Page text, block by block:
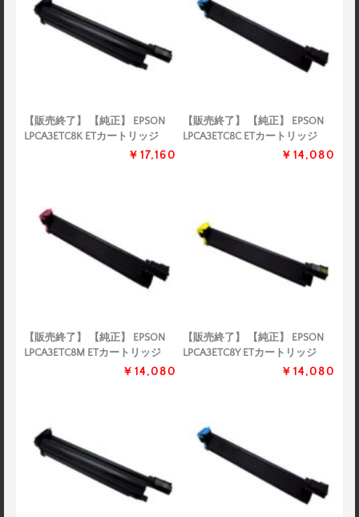
【販売終了】 【純正】 EPSON
LPCA3ETC8K ETカートリッジ
￥17,160
【販売終了】 【純正】 EPSON
LPCA3ETC8C ETカートリッジ
￥14,080
【販売終了】 【純正】 EPSON
LPCA3ETC8M ETカートリッジ
￥14,080
【販売終了】 【純正】 EPSON
LPCA3ETC8Y ETカートリッジ
￥14,080